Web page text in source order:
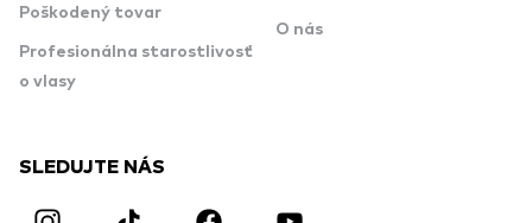
Poškodený tovar
Profesionálna starostlivosť
o vlasy
O nás
SLEDUJTE NÁS